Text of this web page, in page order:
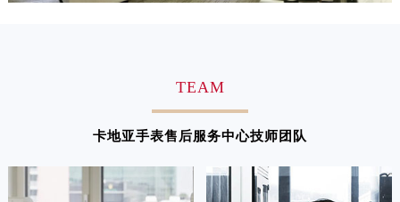
山东省东营市东营区济南路卡地亚售后服务中心（需提前预约）
山东省临沂市兰山区解放路卡地亚售后服务中心（需提前预约）
TEAM
卡地亚手表售后服务中心技师团队